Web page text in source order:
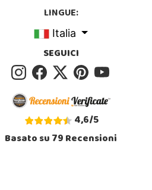
LINGUE:
Italia
SEGUICI
4,6/5
Basato su79Recensioni